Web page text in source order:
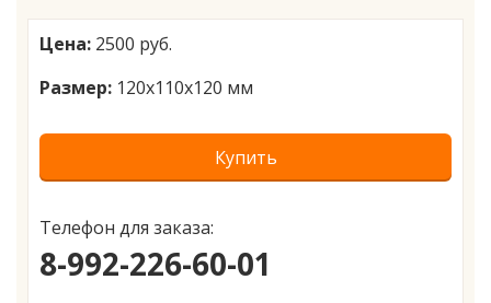
Цена: 2500 руб.
Размер: 120х110х120 мм
Купить
Телефон для заказа:
8-992-226-60-01